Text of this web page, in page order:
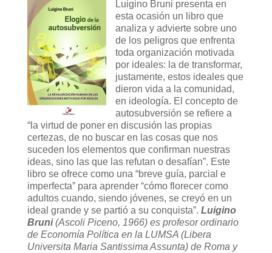
Luigino Bruni presenta en
esta ocasión un libro que
analiza y advierte sobre uno
de los peligros que enfrenta
toda organización motivada
por ideales: la de transformar,
justamente, estos ideales que
dieron vida a la comunidad,
en ideología. El concepto de
autosubversión se refiere a
“la virtud de poner en discusión las propias
certezas, de no buscar en las cosas que nos
suceden los elementos que confirman nuestras
ideas, sino las que las refutan o desafían”. Este
libro se ofrece como una “breve guía, parcial e
imperfecta” para aprender “cómo florecer como
adultos cuando, siendo jóvenes, se creyó en un
ideal grande y se partió a su conquista”. Luigino
Bruni(Ascoli Piceno, 1966) es profesor ordinario
de Economía Política en la LUMSA (Libera
Universita Maria Santissima Assunta) de Roma y